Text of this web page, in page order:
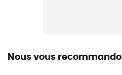
Nous vous